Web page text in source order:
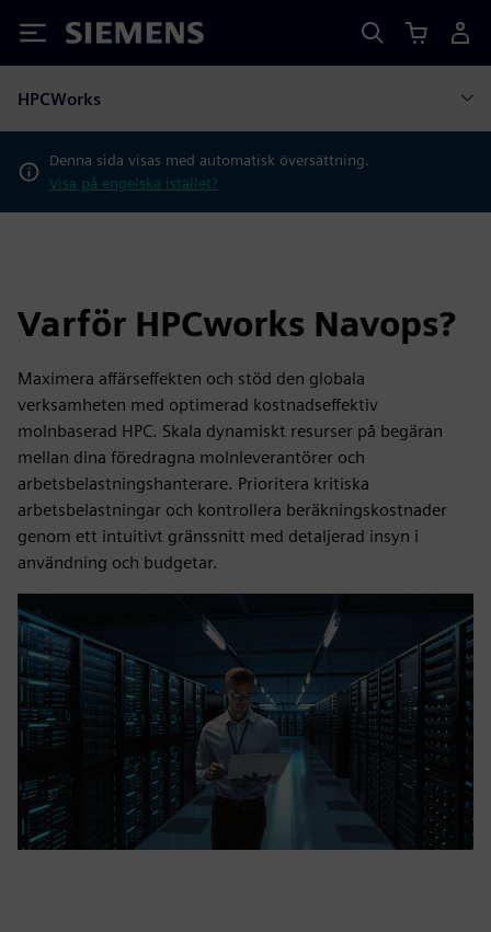
Siemens
HPCWorks
Denna sida visas med automatisk översättning.
Visa på engelska istället?
Varför HPCworks Navops?
Maximera affärseffekten och stöd den globala
verksamheten med optimerad kostnadseffektiv
molnbaserad HPC. Skala dynamiskt resurser på begäran
mellan dina föredragna molnleverantörer och
arbetsbelastningshanterare. Prioritera kritiska
arbetsbelastningar och kontrollera beräkningskostnader
genom ett intuitivt gränssnitt med detaljerad insyn i
användning och budgetar.